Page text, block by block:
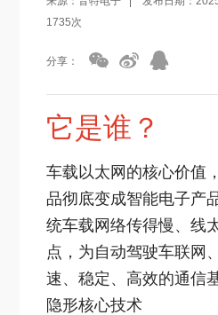
1735次
分享：
它是谁？
车载以太网的核心价值
品彻底变成智能电子
统车载网络传得慢、线
点，为自动驾驶车联网
速、稳定、高效的通信
隐形核心技术